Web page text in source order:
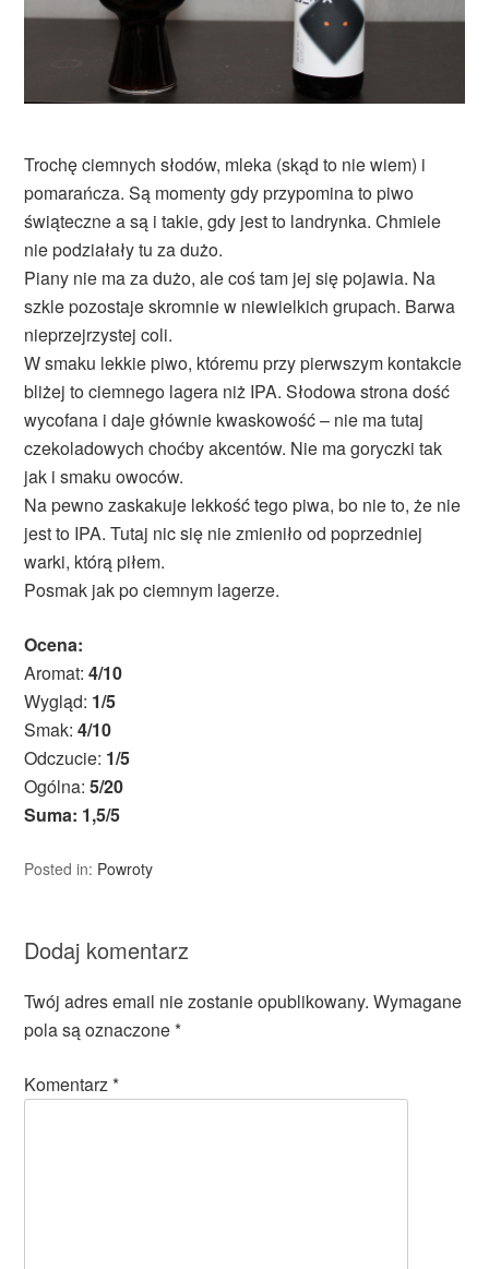
Trochę ciemnych słodów, mleka (skąd to nie wiem) i
pomarańcza. Są momenty gdy przypomina to piwo
świąteczne a są i takie, gdy jest to landrynka. Chmiele
nie podziałały tu za dużo.
Piany nie ma za dużo, ale coś tam jej się pojawia. Na
szkle pozostaje skromnie w niewielkich grupach. Barwa
nieprzejrzystej coli.
W smaku lekkie piwo, któremu przy pierwszym kontakcie
bliżej to ciemnego lagera niż IPA. Słodowa strona dość
wycofana i daje głównie kwaskowość – nie ma tutaj
czekoladowych choćby akcentów. Nie ma goryczki tak
jak i smaku owoców.
Na pewno zaskakuje lekkość tego piwa, bo nie to, że nie
jest to IPA. Tutaj nic się nie zmieniło od poprzedniej
warki, którą piłem.
Posmak jak po ciemnym lagerze.
Ocena:
Aromat:4/10
Wygląd: 1/5
Smak:4/10
Odczucie: 1/5
Ogólna:5/20
Suma: 1,5/5
Posted in: Powroty
Dodaj komentarz
Twój adres email nie zostanie opublikowany. Wymagane
pola są oznaczone*
Komentarz*